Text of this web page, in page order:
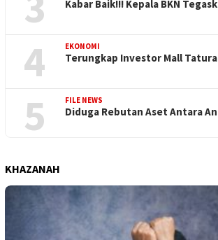
Kabar Baik!!! Kepala BKN
4 EKONOMI
Terungkap Investor Mall
5 FILE NEWS
Diduga Rebutan Aset Antara
KHAZANAH